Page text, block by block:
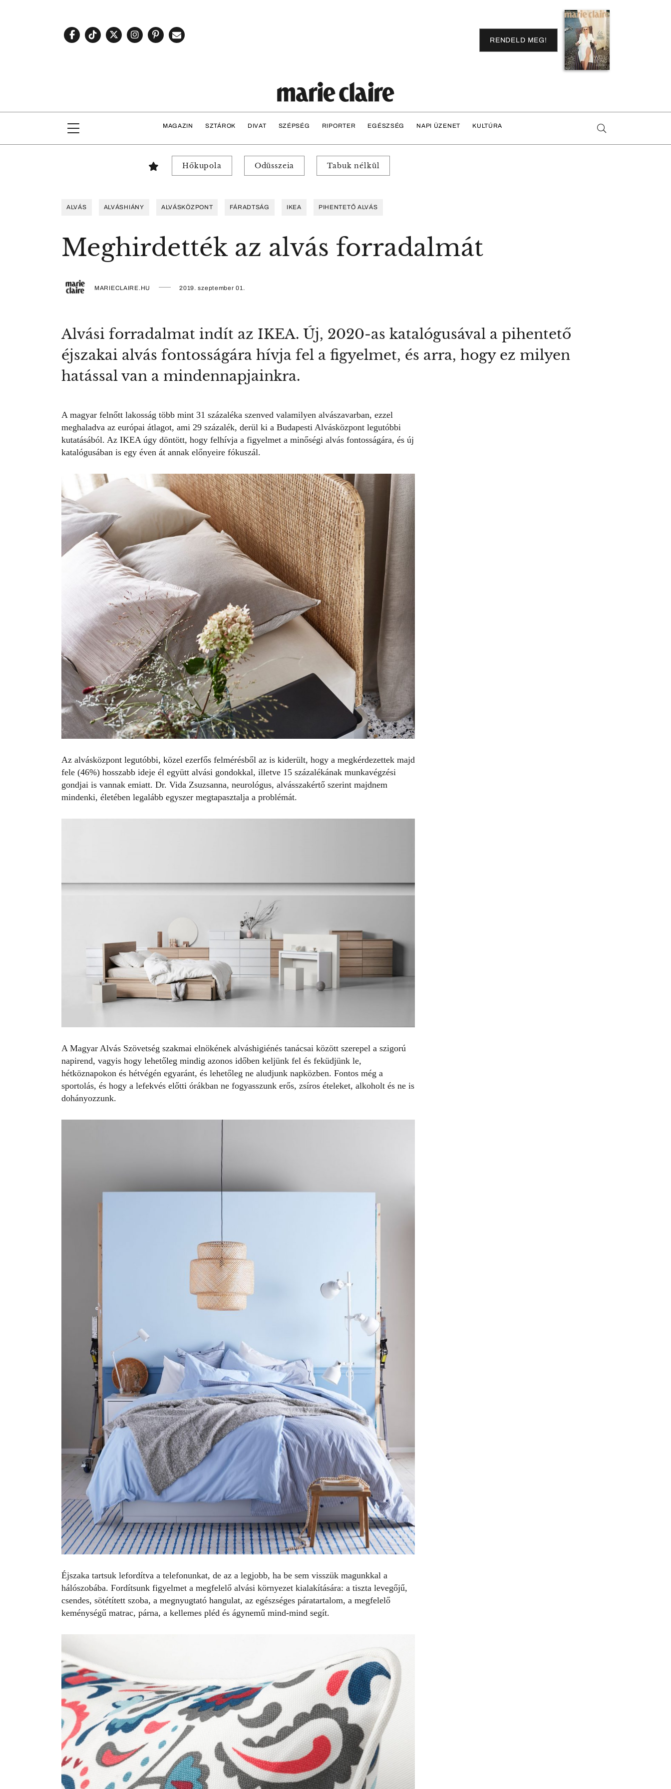
RENDELD MEG!
MAGAZIN SZTÁROK DIVAT SZÉPSÉG RIPORTER EGÉSZSÉG NAPI ÜZENET KULTÚRA
Hőkupola Odüsszeia Tabuk nélkül
ALVÁS ALVÁSHIÁNY ALVÁSKÖZPONT FÁRADTSÁG IKEA PIHENTETŐ ALVÁS
Meghirdették az alvás forradalmát
MARIECLAIRE.HU 2019. szeptember 01.
Alvási forradalmat indít az IKEA. Új, 2020-as katalógusával a pihentető
éjszakai alvás fontosságára hívja fel a figyelmet, és arra, hogy ez milyen
hatással van a mindennapjainkra.
A magyar felnőtt lakosság több mint 31 százaléka szenved valamilyen alvászavarban, ezzel
meghaladva az európai átlagot, ami 29 százalék, derül ki a Budapesti Alvásközpont legutóbbi
kutatásából. Az IKEAúgy döntött, hogy felhívja a figyelmet a minőségi alvás fontosságára, és új
katalógusában is egy éven át annak előnyeire fókuszál.
Az alvásközpont legutóbbi, közel ezerfős felmérésből az is kiderült, hogy a megkérdezettek majd
fele (46%) hosszabb ideje él együtt alvási gondokkal, illetve 15 százalékának munkavégzési
gondjai is vannak emiatt. Dr. Vida Zsuzsanna, neurológus, alvásszakértő szerint majdnem
mindenki, életében legalább egyszer megtapasztalja a problémát.
A Magyar Alvás Szövetség szakmai elnökének alváshigiénés tanácsai között szerepel a szigorú
napirend, vagyis hogy lehetőleg mindig azonos időben keljünk fel és feküdjünk le,
hétköznapokon és hétvégén egyaránt, és lehetőleg ne aludjunk napközben. Fontos még a
sportolás, és hogy a lefekvés előtti órákban ne fogyasszunk erős, zsíros ételeket, alkoholt és ne is
dohányozzunk.
Éjszaka tartsuk lefordítva a telefonunkat, de az a legjobb, ha be sem visszük magunkkal a
hálószobába. Fordítsunk figyelmet a megfelelő alvási környezet kialakítására: a tiszta levegőjű,
csendes, sötétített szoba, a megnyugtató hangulat, az egészséges páratartalom, a megfelelő
keménységű matrac, párna, a kellemes pléd és ágynemű mind-mind segít.